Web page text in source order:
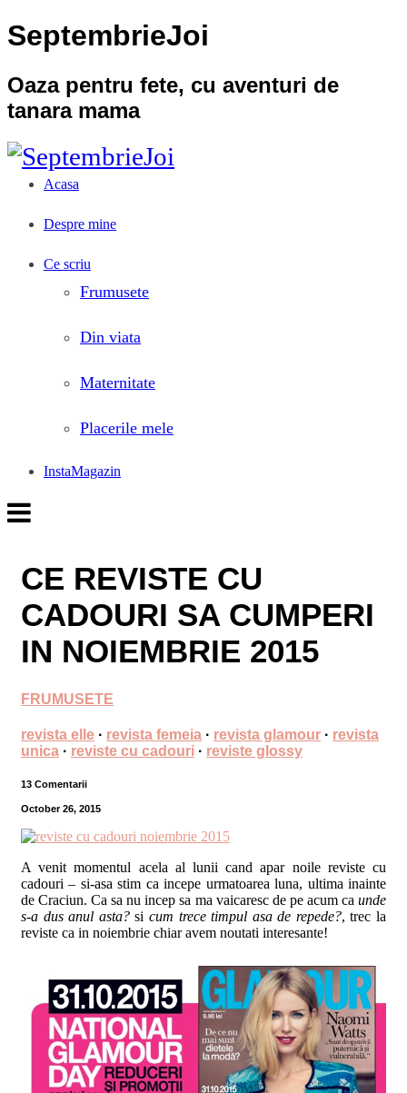
SeptembrieJoi
Oaza pentru fete, cu aventuri de
tanara mama
Acasa
Despre mine
Ce scriu
Frumusete
Din viata
Maternitate
Placerile mele
InstaMagazin
CE REVISTE CU
CADOURI SA CUMPERI
IN NOIEMBRIE 2015
FRUMUSETE
revista elle · revista femeia · revista glamour · revista
unica · reviste cu cadouri · reviste glossy
13 Comentarii
October 26, 2015
A venit momentul acela al lunii cand apar noile reviste cu
cadouri – si-asa stim ca incepe urmatoarea luna, ultima inainte
de Craciun. Ca sa nu incep sa ma vaicaresc de pe acum ca unde
s-a dus anul asta?si cum trece timpul asa de repede?, trec la
reviste ca in noiembrie chiar avem noutati interesante!